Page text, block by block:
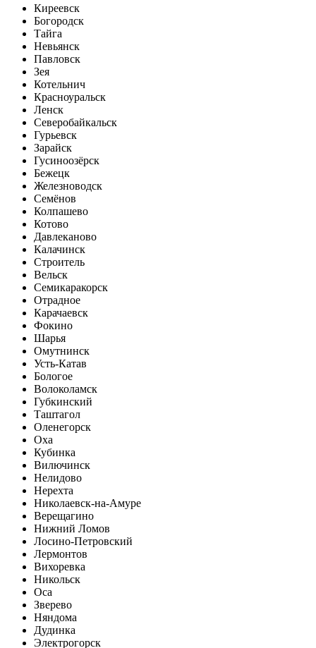
Киреевск
Богородск
Тайга
Невьянск
Павловск
Зея
Котельнич
Красноуральск
Ленск
Северобайкальск
Гурьевск
Зарайск
Гусиноозёрск
Бежецк
Железноводск
Семёнов
Колпашево
Котово
Давлеканово
Калачинск
Строитель
Вельск
Семикаракорск
Отрадное
Карачаевск
Фокино
Шарья
Омутнинск
Усть-Катав
Бологое
Волоколамск
Губкинский
Таштагол
Оленегорск
Оха
Кубинка
Вилючинск
Нелидово
Нерехта
Николаевск-на-Амуре
Верещагино
Нижний Ломов
Лосино-Петровский
Лермонтов
Вихоревка
Никольск
Оса
Зверево
Няндома
Дудинка
Электрогорск